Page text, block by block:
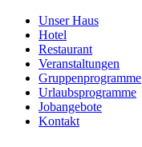
Unser Haus
Hotel
Restaurant
Veranstaltungen
Gruppenprogramme
Urlaubsprogramme
Jobangebote
Kontakt